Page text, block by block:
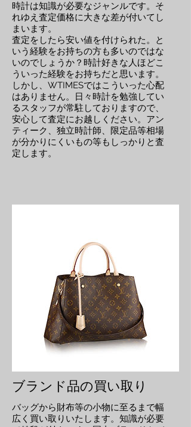
時計は知識が必要なジャンルです。そ
れゆえ査定価格に大きな差が付いてし
まいます。
査定をしたら安い値を付けられた。と
いう経験をお持ちの方も多いのではな
いのでしょうか？時計好きな人ほどこ
ういった経験をお持ちだと思います。
しかし、WTIMESではこういった心配
はありません。日々時計を勉強してい
るスタッフが常駐しておりますので、
安心して査定にお越しください。アン
ティーク、独立時計師、限定品等相場
が分かりにくいもの等もしっかりと査
定します。
ブランド品の買い取り
バッグから財布等の小物に至るまで幅
広く買い取りいたします。知識が必要